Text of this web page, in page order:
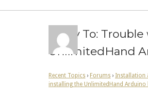
Reply To:
UnlimitedHand
Recent Topics › Forums › Installation
installing the UnlimitedHand